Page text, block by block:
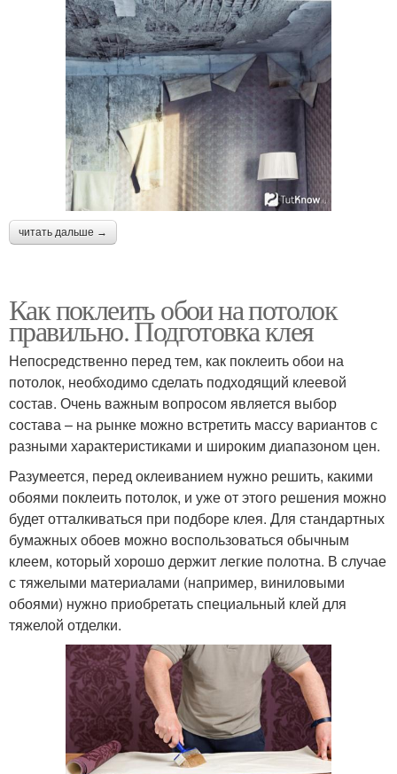
читать дальше →
Как поклеить обои на потолок
правильно. Подготовка клея
Непосредственно перед тем, как поклеить обои на
потолок, необходимо сделать подходящий клеевой
состав. Очень важным вопросом является выбор
состава – на рынке можно встретить массу вариантов с
разными характеристиками и широким диапазоном цен.
Разумеется, перед оклеиванием нужно решить, какими
обоями поклеить потолок, и уже от этого решения можно
будет отталкиваться при подборе клея. Для стандартных
бумажных обоев можно воспользоваться обычным
клеем, который хорошо держит легкие полотна. В случае
с тяжелыми материалами (например, виниловыми
обоями) нужно приобретать специальный клей для
тяжелой отделки.